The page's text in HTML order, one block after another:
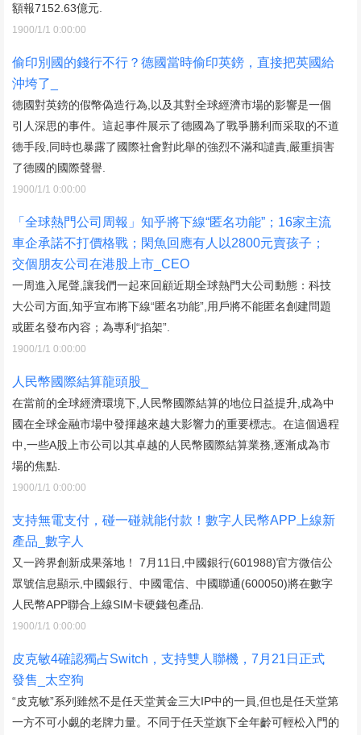
額報7152.63億元.
1900/1/1 0:00:00
偷印別國的錢行不行？德國當時偷印英鎊，直接把英國給
沖垮了_
德國對英鎊的假幣偽造行為,以及其對全球經濟市場的影響是一個
引人深思的事件。這起事件展示了德國為了戰爭勝利而采取的不道
德手段,同時也暴露了國際社會對此舉的強烈不滿和譴責,嚴重損害
了德國的國際聲譽.
1900/1/1 0:00:00
「全球熱門公司周報」知乎將下線“匿名功能”；16家主流
車企承諾不打價格戰；閑魚回應有人以2800元賣孩子；
交個朋友公司在港股上市_CEO
一周進入尾聲,讓我們一起來回顧近期全球熱門大公司動態：科技
大公司方面,知乎宣布將下線“匿名功能”,用戶將不能匿名創建問題
或匿名發布內容；為專利“掐架”.
1900/1/1 0:00:00
人民幣國際結算龍頭股_
在當前的全球經濟環境下,人民幣國際結算的地位日益提升,成為中
國在全球金融市場中發揮越來越大影響力的重要標志。在這個過程
中,一些A股上市公司以其卓越的人民幣國際結算業務,逐漸成為市
場的焦點.
1900/1/1 0:00:00
支持無電支付，碰一碰就能付款！數字人民幣APP上線新
產品_數字人
又一跨界創新成果落地！ 7月11日,中國銀行(601988)官方微信公
眾號信息顯示,中國銀行、中國電信、中國聯通(600050)將在數字
人民幣APP聯合上線SIM卡硬錢包產品.
1900/1/1 0:00:00
皮克敏4確認獨占Switch，支持雙人聯機，7月21日正式
發售_太空狗
“皮克敏”系列雖然不是任天堂黃金三大IP中的一員,但也是任天堂第
一方不可小覷的老牌力量。不同于任天堂旗下全年齡可輕松入門的